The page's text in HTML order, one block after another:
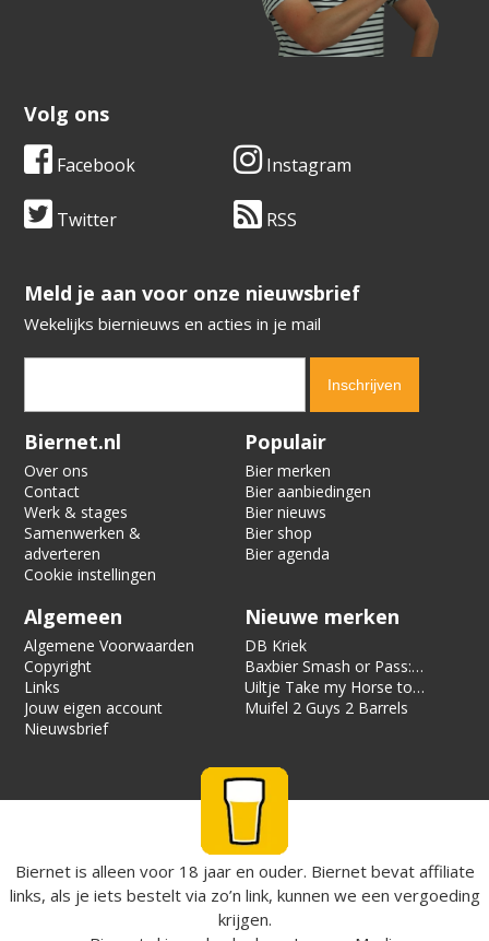
Volg ons
Facebook Instagram
Twitter RSS
​​​​​​​Meld je aan voor onze nieuwsbrief
Wekelijks biernieuws en acties in je mail
Verification code:
Biernet.nl
Over ons
Contact
Werk & stages
Samenwerken &
adverteren
Cookie instellingen
Populair
Bier merken
Bier aanbiedingen
Bier nieuws
Bier shop
Bier agenda
Algemeen
Algemene Voorwaarden
Copyright
Links
Jouw eigen account
Nieuwsbrief
Nieuwe merken
DB Kriek
Baxbier Smash or Pass:
Strata
Uiltje Take my Horse to
the Hotel Room
Muifel 2 Guys 2 Barrels
Biernet is alleen voor 18 jaar en ouder. Biernet bevat affiliate
links, als je iets bestelt via zo’n link, kunnen we een vergoeding
krijgen.